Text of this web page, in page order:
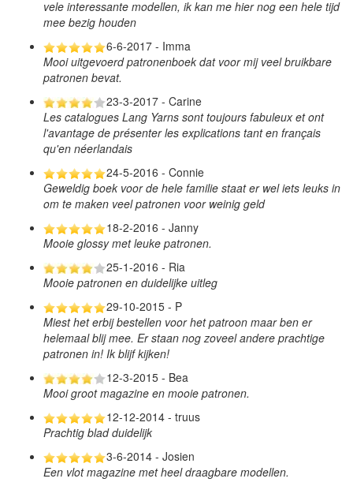
vele interessante modellen, ik kan me hier nog een hele tijd
mee bezig houden
6-6-2017 - Imma
Mooi uitgevoerd patronenboek dat voor mij veel bruikbare
patronen bevat.
23-3-2017 - Carine
Les catalogues Lang Yarns sont toujours fabuleux et ont
l'avantage de présenter les explications tant en français
qu'en néerlandais
24-5-2016 - Connie
Geweldig boek voor de hele familie staat er wel iets leuks in
om te maken veel patronen voor weinig geld
18-2-2016 - Janny
Mooie glossy met leuke patronen.
25-1-2016 - Ria
Mooie patronen en duidelijke uitleg
29-10-2015 - P
Miest het erbij bestellen voor het patroon maar ben er
helemaal blij mee. Er staan nog zoveel andere prachtige
patronen in! Ik blijf kijken!
12-3-2015 - Bea
Mooi groot magazine en mooie patronen.
12-12-2014 - truus
Prachtig blad duidelijk
3-6-2014 - Josien
Een vlot magazine met heel draagbare modellen.